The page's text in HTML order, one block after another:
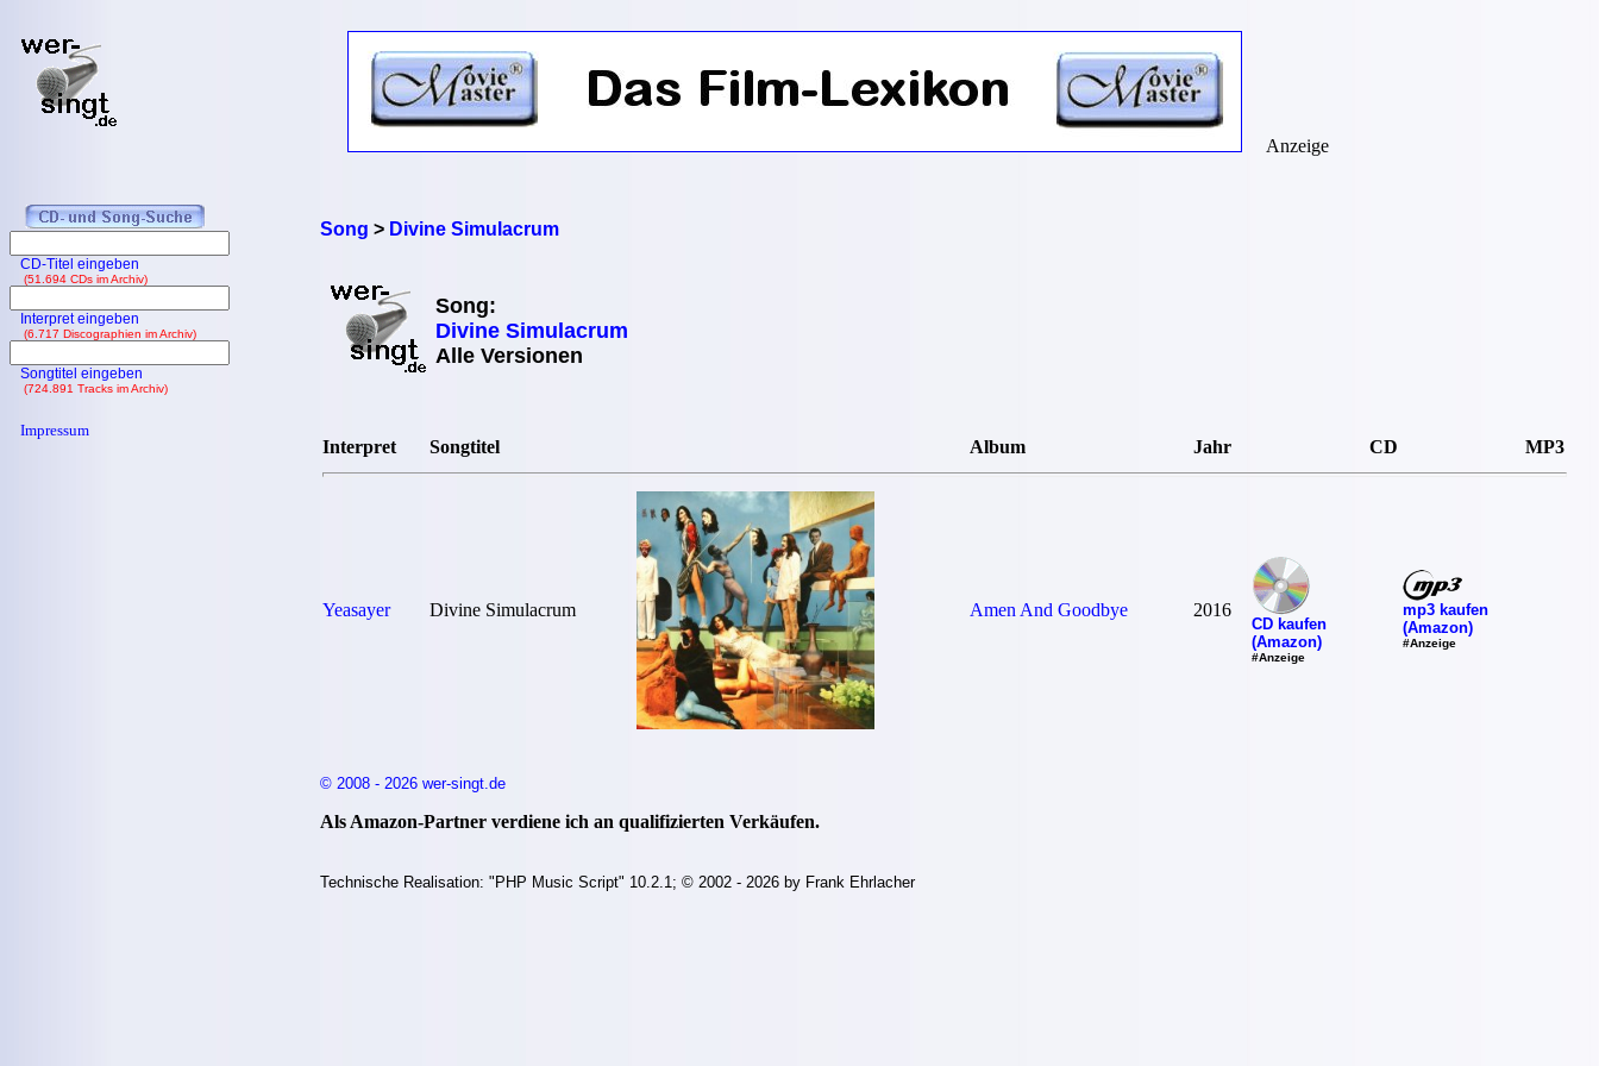
Song > Divine Simulacrum
Song:
Divine Simulacrum
Alle Versionen
Interpret Songtitel Album Jahr CD MP3
Yeasayer Divine Simulacrum Amen And Goodbye 2016
CD kaufen
(Amazon)
#Anzeige
mp3 kaufen
(Amazon)
#Anzeige
© 2008 - 2026 wer-singt.de
Als Amazon-Partner verdiene ich an qualifizierten Verkäufen.
Technische Realisation: "PHP Music Script" 10.2.1; © 2002 - 2026 by Frank Ehrlacher
Anzeige
CD-Titel eingeben
(51.694 CDs im Archiv)
Interpret eingeben
(6.717 Discographien im Archiv)
Songtitel eingeben
(724.891 Tracks im Archiv)
Impressum